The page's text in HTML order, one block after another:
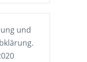
und